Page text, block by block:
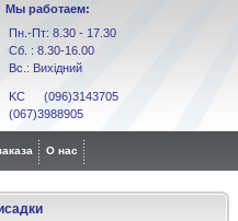
Мы работаем:
Пн.-Пт: 8.30 - 17.30
Сб. : 8.30-16.00
Вс.: Вихідний
KC (096)3143705
(067)3988905
О нас